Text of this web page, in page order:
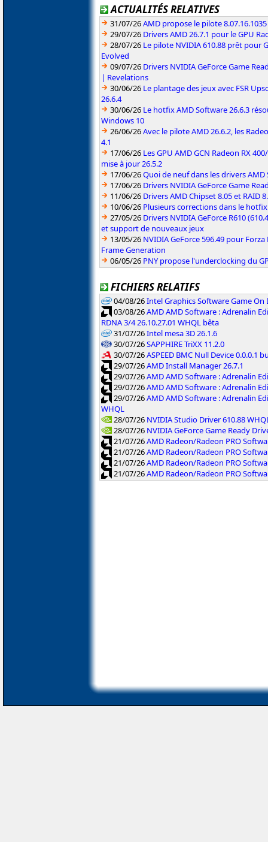
ACTUALITÉS RELATIVES
31/07/26AMD propose le pilote
29/07/26 Drivers AMD 26.7.1 pour le GPU
28/07/26 Le pilote NVIDIA 610.88 prêt pour
Evolved
09/07/26 Drivers NVIDIA GeForce Game
| Revelations
30/06/26 Le plantage des jeux avec FSR
26.6.4
30/06/26 Le hotfix AMD Software 26.6.3
Windows 10
26/06/26Avec le pilote AMD 26.6.2, les
4.1
17/06/26 Les GPU AMD GCN Radeon RX
mise à jour 26.5.2
17/06/26Quoi de neuf dans les drivers AMD
17/06/26 Drivers NVIDIA GeForce Game
11/06/26 Drivers AMD Chipset 8.05 et RAID
10/06/26 Plusieurs corrections dans le hotfix
27/05/26 Drivers NVIDIA GeForce R610
et support de nouveaux jeux
13/05/26 NVIDIA GeForce 596.49 pour
Frame Generation
06/05/26 PNY propose l'underclocking du
FICHIERS RELATIFS
04/08/26Intel Graphics Software Game On
03/08/26AMD AMD Software : Adrenalin
RDNA 3/4 26.10.27.01 WHQL bêta
31/07/26Intel mesa 3D 26.1.6
30/07/26SAPPHIRE TriXX 11.2.0
30/07/26ASPEED BMC Null Device 0.0.0.1
29/07/26AMD Install Manager 26.7.1
29/07/26AMD AMD Software : Adrenalin
29/07/26AMD AMD Software : Adrenalin
29/07/26AMD AMD Software : Adrenalin
WHQL
28/07/26 NVIDIA Studio Driver 610.88
28/07/26 NVIDIA GeForce Game Ready
21/07/26AMD Radeon/Radeon PRO
21/07/26AMD Radeon/Radeon PRO
21/07/26AMD Radeon/Radeon PRO
21/07/26AMD Radeon/Radeon PRO